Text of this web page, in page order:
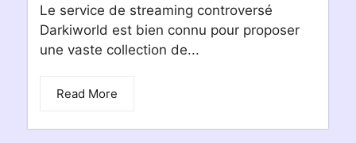
Le service de streaming controversé
Darkiworld est bien connu pour proposer
une vaste collection de...
Read More